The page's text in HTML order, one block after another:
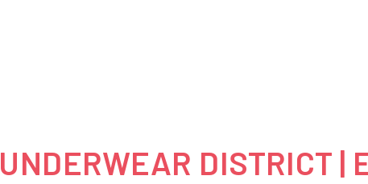
UNDERWEAR DISTRICT |